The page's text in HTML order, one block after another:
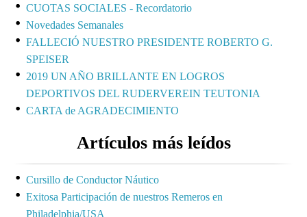
CUOTAS SOCIALES - Recordatorio
Novedades Semanales
FALLECIÓ NUESTRO PRESIDENTE ROBERTO G.
SPEISER
2019 UN AÑO BRILLANTE EN LOGROS
DEPORTIVOS DEL RUDERVEREIN TEUTONIA
CARTA de AGRADECIMIENTO
Artículos más leídos
Cursillo de Conductor Náutico
Exitosa Participación de nuestros Remeros en
Philadelphia/USA